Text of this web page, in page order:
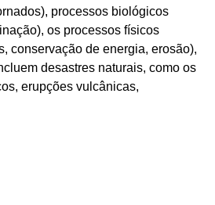
processos biológicos
os processos físicos
conservação de energia, erosão),
desastres naturais, como os
erupções vulcânicas,